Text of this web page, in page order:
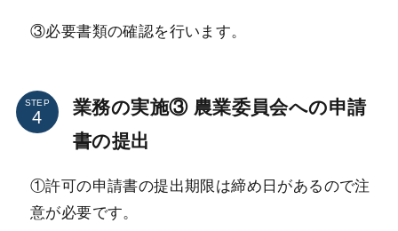
③必要書類の確認を行います。
STEP
業務の実施③ 農業委員会への申請
書の提出
①許可の申請書の提出期限は締め日があるので注
意が必要です。